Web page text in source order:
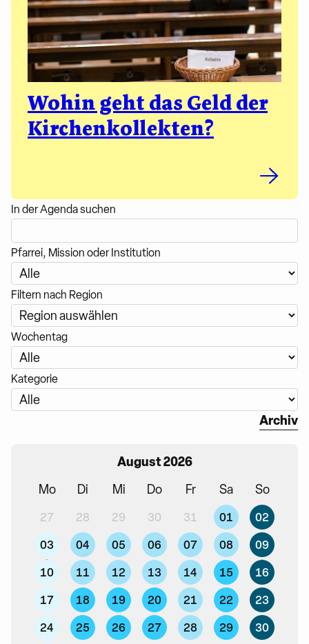
Wohin geht das Geld der
Kirchenkollekten?
In der Agenda suchen
Pfarrei, Mission oder Institution
Filtern nach Region
Wochentag
Kategorie
Archiv
August 2026
Mo Di Mi Do Fr Sa So
27 28 29 30 31 01
02
03
04 05 06 07 08
09
10
11 12 13 14 15
16
17
18 19 20 21 22
23
24
25 26 27 28 29
30